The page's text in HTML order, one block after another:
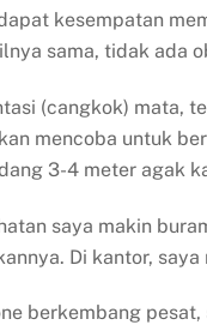
kesempatan
sama, tidak ada
(cangkok) mata,
mencoba untuk
3-4 meter agak
saya makin
Di kantor,
berkembang